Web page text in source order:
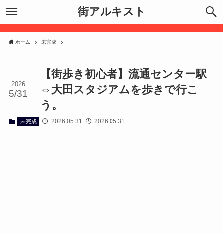
街アルキスト
ホーム 未完成
【街歩き初心者】流通センター駅
⇔大田スタジアムを歩きで行こ
う。
2026
5/31
未完成 2026.05.31 2026.05.31